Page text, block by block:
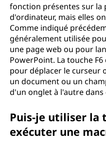
fonction présentes sur la
d'ordinateur, mais elles
Comme indiqué
généralement utilisée
une page web ou pour
PowerPoint. La touche
pour déplacer le curseur
un document ou un
d'un onglet à l'autre
Puis-je utiliser la
exécuter une